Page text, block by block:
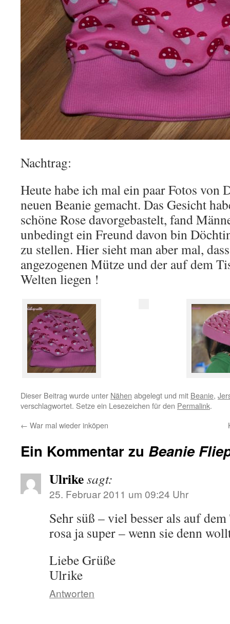
Nachtrag:
Heute habe ich mal ein paar Fotos von
neuen Beanie gemacht. Das Gesicht
schöne Rose davorgebastelt, fand
unbedingt ein Freund davon bin
zu stellen. Hier sieht man aber mal,
angezogenen Mütze und der auf dem
Welten liegen !
Dieser Beitrag wurde unter Nähen abgelegt und mit Beanie,
verschlagwortet. Setze ein Lesezeichen für den Permalink.
← War mal wieder inköpen
Ein Kommentar zu Beanie
Ulrikesagt:
25. Februar 2011 um 09:24 Uhr
Sehr süß – viel besser als auf
rosa ja super – wenn sie denn
Liebe Grüße
Ulrike
Antworten